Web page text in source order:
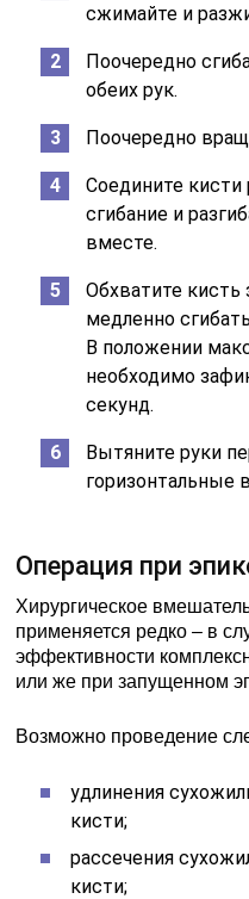
сжимайте и
Поочередно
обеих рук.
Поочередно
Соедините кисти
сгибание и
вместе.
Обхватите кисть
медленно
В положении
необходимо
секунд.
Вытяните руки
горизонтальные
Операция при
Хирургическое
применяется редко – в
эффективности
или же при запущенном
Возможно проведение
удлинения
кисти;
рассечения
кисти;